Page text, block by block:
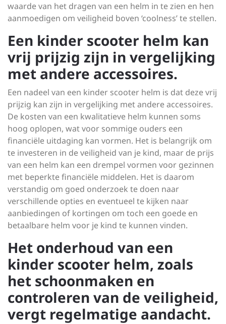
waarde van het dragen van een helm in te zien en hen
aanmoedigen om veiligheid boven ‘coolness’ te stellen.
Een kinder scooter helm kan
vrij prijzig zijn in vergelijking
met andere accessoires.
Een nadeel van een kinder scooter helm is dat deze vrij
prijzig kan zijn in vergelijking met andere accessoires.
De kosten van een kwalitatieve helm kunnen soms
hoog oplopen, wat voor sommige ouders een
financiële uitdaging kan vormen. Het is belangrijk om
te investeren in de veiligheid van je kind, maar de prijs
van een helm kan een drempel vormen voor gezinnen
met beperkte financiële middelen. Het is daarom
verstandig om goed onderzoek te doen naar
verschillende opties en eventueel te kijken naar
aanbiedingen of kortingen om toch een goede en
betaalbare helm voor je kind te kunnen vinden.
Het onderhoud van een
kinder scooter helm, zoals
het schoonmaken en
controleren van de veiligheid,
vergt regelmatige aandacht.